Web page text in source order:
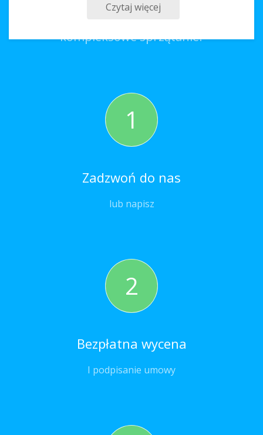
Czytaj więcej
kompleksowe sprzątanie?
1
Zadzwoń do nas
lub napisz
2
Bezpłatna wycena
I podpisanie umowy